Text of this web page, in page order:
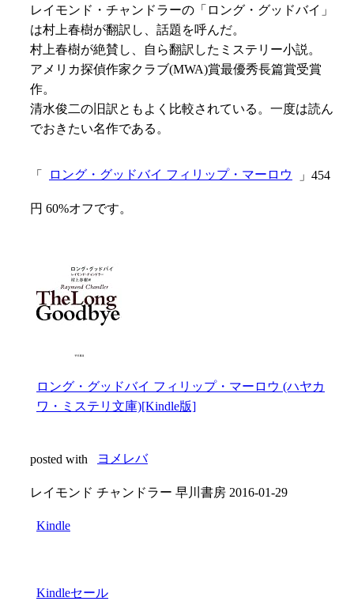
レイモンド・チャンドラーの「ロング・グッドバイ」
は村上春樹が翻訳し、話題を呼んだ。
村上春樹が絶賛し、自ら翻訳したミステリー小説。
アメリカ探偵作家クラブ(MWA)賞最優秀長篇賞受賞
作。
清水俊二の旧訳ともよく比較されている。一度は読ん
でおきたい名作である。
「 ロング・グッドバイ フィリップ・マーロウ 」454
円 60%オフです。
ロング・グッドバイ フィリップ・マーロウ (ハヤカ
ワ・ミステリ文庫)[Kindle版]
posted with ヨメレバ
レイモンド チャンドラー 早川書房 2016-01-29
Kindle
Kindleセール